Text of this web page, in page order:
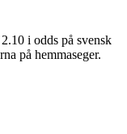
i odds på svensk
på hemmaseger.